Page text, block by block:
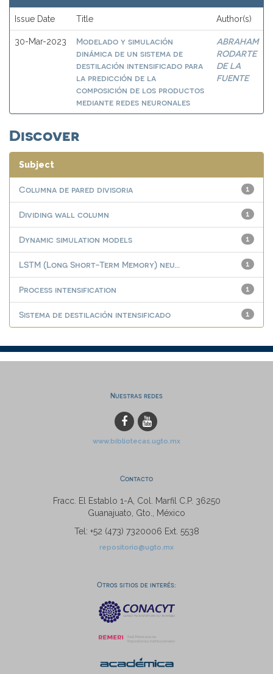
Issue Date Title Author(s)
30-Mar-2023
Modelado y simulación
dinámica de un sistema de
destilación intensificado para
la predicción de la
composición de los productos
mediante redes neuronales
ABRAHAM
RODARTE
DE LA
FUENTE
Discover
Subject
1
Columna de pared divisoria
1
Dividing wall column
1
Dynamic simulation models
1
LSTM (Long Short-Term Memory) neu...
1
Process intensification
1
Sistema de destilación intensificado
Nuestras redes
www.bibliotecas.ugto.mx
Contacto
Fracc. El Establo 1-A, Col. Marfil C.P. 36250
Guanajuato, Gto., México
Tel: +52 (473) 7320006 Ext. 5538
repositorio@ugto.mx
Otros sitios de interés: